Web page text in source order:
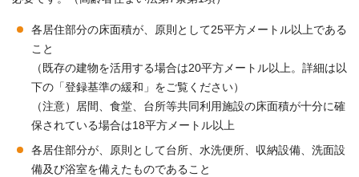
各居住部分の床面積が、原則として25平方メートル以上である
こと
（既存の建物を活用する場合は20平方メートル以上。詳細は以
下の「登録基準の緩和」をご覧ください）
（注意）居間、食堂、台所等共同利用施設の床面積が十分に確
保されている場合は18平方メートル以上
各居住部分が、原則として台所、水洗便所、収納設備、洗面設
備及び浴室を備えたものであること